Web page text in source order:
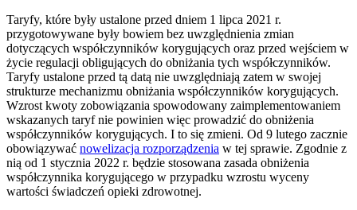
Taryfy, które były ustalone przed dniem 1 lipca 2021 r.
przygotowywane były bowiem bez uwzględnienia zmian
dotyczących współczynników korygujących oraz przed wejściem w
życie regulacji obligujących do obniżania tych współczynników.
Taryfy ustalone przed tą datą nie uwzględniają zatem w swojej
strukturze mechanizmu obniżania współczynników korygujących.
Wzrost kwoty zobowiązania spowodowany zaimplementowaniem
wskazanych taryf nie powinien więc prowadzić do obniżenia
współczynników korygujących. I to się zmieni. Od 9 lutego zacznie
obowiązywać nowelizacja rozporządzenia w tej sprawie. Zgodnie z
nią od 1 stycznia 2022 r. będzie stosowana zasada obniżenia
współczynnika korygującego w przypadku wzrostu wyceny
wartości świadczeń opieki zdrowotnej.